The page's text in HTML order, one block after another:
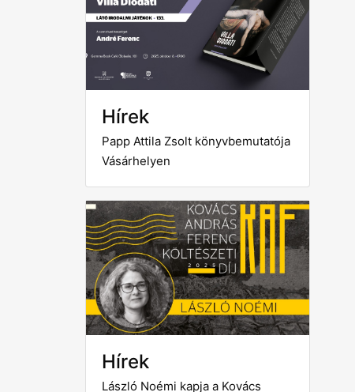
Hírek
Papp Attila Zsolt könyvbemutatója
Vásárhelyen
Hírek
László Noémi kapja a Kovács